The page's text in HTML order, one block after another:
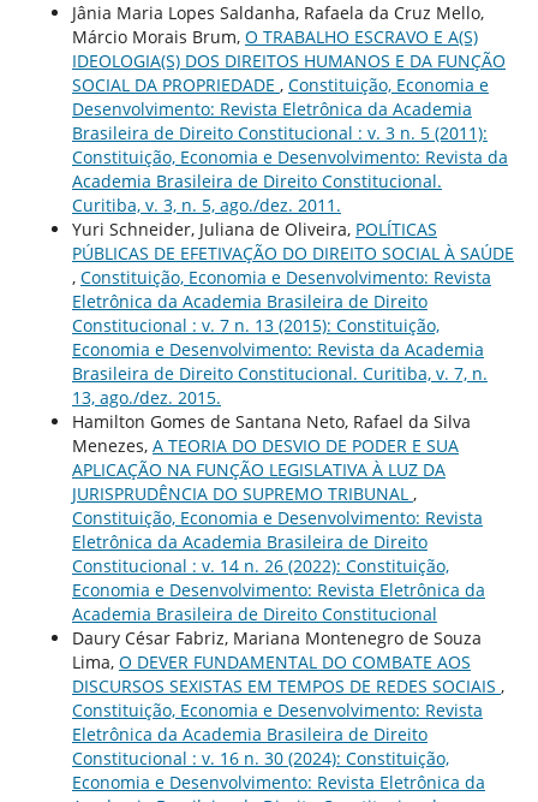
Jânia Maria Lopes Saldanha, Rafaela da Cruz Mello,
Márcio Morais Brum, O TRABALHO ESCRAVO E A(S)
IDEOLOGIA(S) DOS DIREITOS HUMANOS E DA FUNÇÃO
SOCIAL DA PROPRIEDADE , Constituição, Economia e
Desenvolvimento: Revista Eletrônica da Academia
Brasileira de Direito Constitucional : v. 3 n. 5 (2011):
Constituição, Economia e Desenvolvimento: Revista da
Academia Brasileira de Direito Constitucional.
Curitiba, v. 3, n. 5, ago./dez. 2011.
Yuri Schneider, Juliana de Oliveira, POLÍTICAS
PÚBLICAS DE EFETIVAÇÃO DO DIREITO SOCIAL À SAÚDE
, Constituição, Economia e Desenvolvimento: Revista
Eletrônica da Academia Brasileira de Direito
Constitucional : v. 7 n. 13 (2015): Constituição,
Economia e Desenvolvimento: Revista da Academia
Brasileira de Direito Constitucional. Curitiba, v. 7, n.
13, ago./dez. 2015.
Hamilton Gomes de Santana Neto, Rafael da Silva
Menezes, A TEORIA DO DESVIO DE PODER E SUA
APLICAÇÃO NA FUNÇÃO LEGISLATIVA À LUZ DA
JURISPRUDÊNCIA DO SUPREMO TRIBUNAL ,
Constituição, Economia e Desenvolvimento: Revista
Eletrônica da Academia Brasileira de Direito
Constitucional : v. 14 n. 26 (2022): Constituição,
Economia e Desenvolvimento: Revista Eletrônica da
Academia Brasileira de Direito Constitucional
Daury César Fabriz, Mariana Montenegro de Souza
Lima, O DEVER FUNDAMENTAL DO COMBATE AOS
DISCURSOS SEXISTAS EM TEMPOS DE REDES SOCIAIS ,
Constituição, Economia e Desenvolvimento: Revista
Eletrônica da Academia Brasileira de Direito
Constitucional : v. 16 n. 30 (2024): Constituição,
Economia e Desenvolvimento: Revista Eletrônica da